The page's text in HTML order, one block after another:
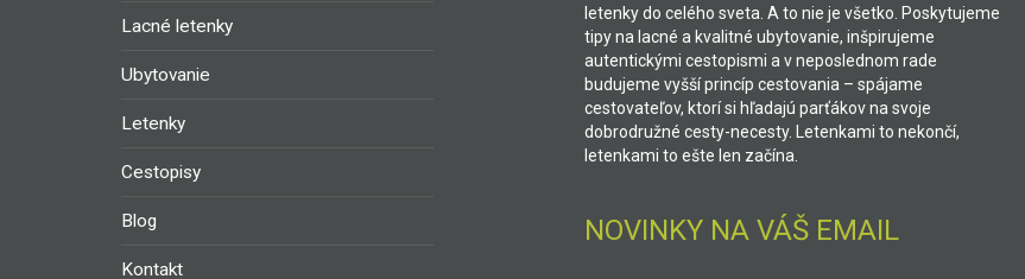
Lacné letenky
Ubytovanie
Letenky
Cestopisy
Blog
Kontakt
letenky do celého sveta. A to nie je všetko. Poskytujeme
tipy na lacné a kvalitné ubytovanie, inšpirujeme
autentickými cestopismi a v neposlednom rade
budujeme vyšší princíp cestovania – spájame
cestovateľov, ktorí si hľadajú parťákov na svoje
dobrodružné cesty-necesty. Letenkami to nekončí,
letenkami to ešte len začína.
NOVINKY NA VÁŠ EMAIL